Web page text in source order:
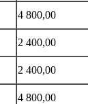
4 800,00
2 400,00
2 400,00
4 800,00